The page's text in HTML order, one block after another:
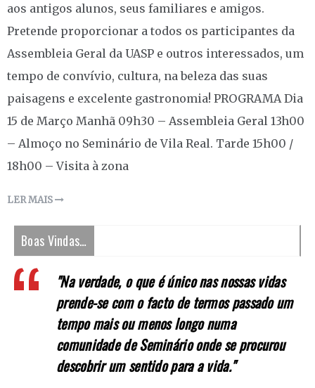
aos antigos alunos, seus familiares e amigos.
Pretende proporcionar a todos os participantes da
Assembleia Geral da UASP e outros interessados, um
tempo de convívio, cultura, na beleza das suas
paisagens e excelente gastronomia! PROGRAMA Dia
15 de Março Manhã 09h30 – Assembleia Geral 13h00
– Almoço no Seminário de Vila Real. Tarde 15h00 /
18h00 – Visita à zona
LER MAIS
Boas Vindas…
"Na verdade, o que é único nas nossas vidas
prende-se com o facto de termos passado um
tempo mais ou menos longo numa
comunidade de Seminário onde se procurou
descobrir um sentido para a vida."